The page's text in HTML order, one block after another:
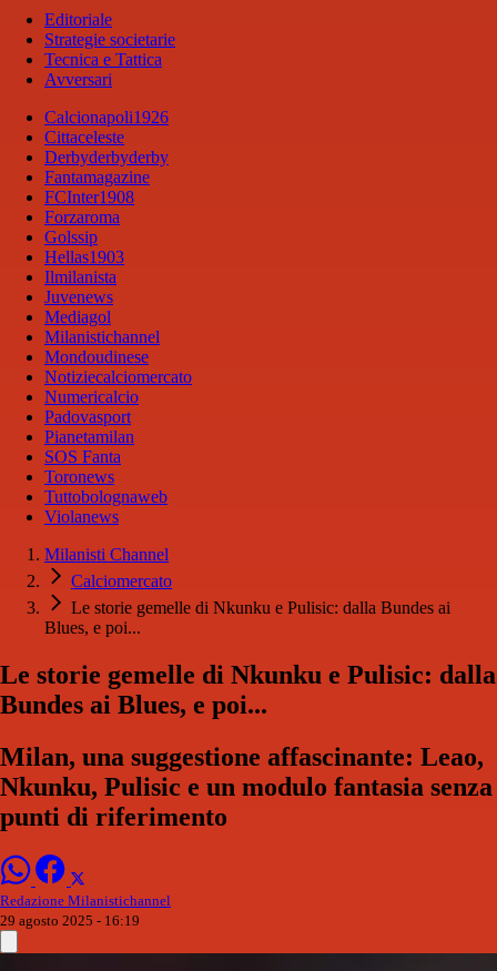
Editoriale
Strategie societarie
Tecnica e Tattica
Avversari
Calcionapoli1926
Cittaceleste
Derbyderbyderby
Fantamagazine
FCInter1908
Forzaroma
Golssip
Hellas1903
Ilmilanista
Juvenews
Mediagol
Milanistichannel
Mondoudinese
Notiziecalciomercato
Numericalcio
Padovasport
Pianetamilan
SOS Fanta
Toronews
Tuttobolognaweb
Violanews
Milanisti Channel
Calciomercato
Le storie gemelle di Nkunku e Pulisic: dalla Bundes ai
Blues, e poi...
Le storie gemelle di Nkunku e Pulisic: dalla
Bundes ai Blues, e poi...
Milan, una suggestione affascinante: Leao,
Nkunku, Pulisic e un modulo fantasia senza
punti di riferimento
Redazione Milanistichannel
29 agosto 2025 - 16:19